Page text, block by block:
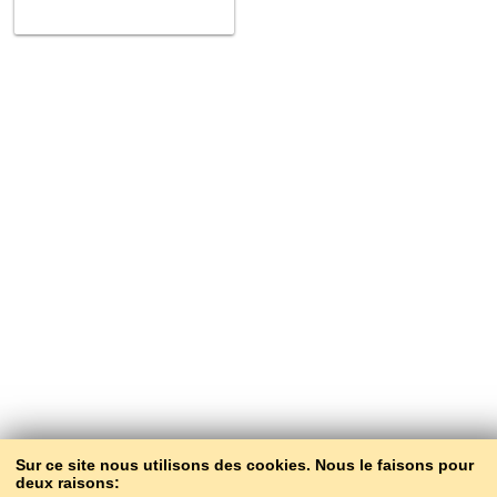
Sur ce site nous utilisons des cookies. Nous le faisons pour
deux raisons: